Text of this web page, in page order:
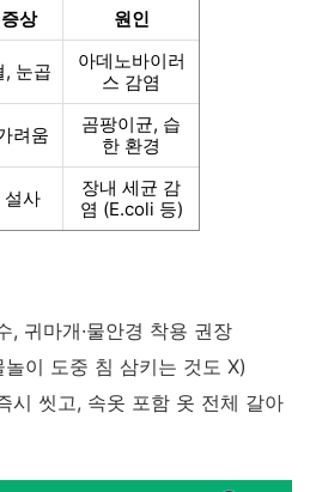
상
원인
, 눈곱
아데노바이러
스 감염
려움
곰팡이균, 습
한 환경
설사
장내 세균 감
염 (E.coli 등)
, 귀마개·물안경 착용 권장
이 도중 침 삼키는 것도 X)
시 씻고, 속옷 포함 옷 전체 갈아